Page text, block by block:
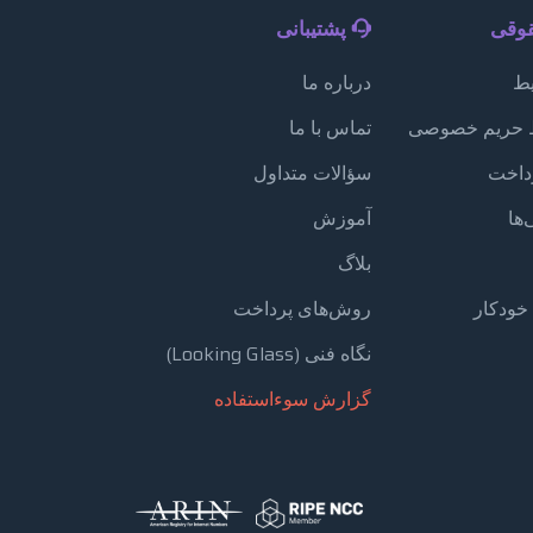
حریم خصوصی
پشتیبانی
درباره ما
تماس با ما
سؤالات متداول
آموزش
بلاگ
روش‌های پرداخت
نگاه فنی (Looking Glass)
گزارش سوءاستفاده